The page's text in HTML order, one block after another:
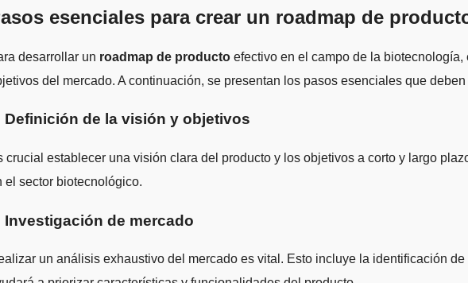
esenciales para crear un roadmap de
desarrollar un roadmap de producto efectivo en el campo de la
del mercado. A continuación, se presentan los pasos esenciales que
Definición de la visión y objetivos
crucial establecer una visión clara del producto y los objetivos a corto y largo
el sector biotecnológico.
Investigación de mercado
un análisis exhaustivo del mercado es vital. Esto incluye la identificación